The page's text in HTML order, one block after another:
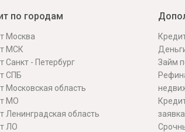
по городам
Москва
МСК
Санкт - Петербург
СПБ
Московская область
МО
Ленинградская область
ЛО
Займ
заявка